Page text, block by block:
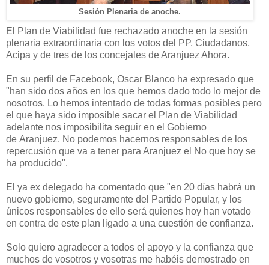
Sesión Plenaria de anoche.
El Plan de Viabilidad fue rechazado anoche en la sesión
plenaria extraordinaria con los votos del PP, Ciudadanos,
Acipa y de tres de los concejales de Aranjuez Ahora.
En su perfil de Facebook, Oscar Blanco ha expresado que
"han sido dos años en los que hemos dado todo lo mejor de
nosotros. Lo hemos intentado de todas formas posibles pero
el que haya sido imposible sacar el Plan de Viabilidad
adelante nos imposibilita seguir en el Gobierno
de Aranjuez. No podemos hacernos responsables de los
repercusión que va a tener para Aranjuez el No que hoy se
ha producido".
El ya ex delegado ha comentado que "en 20 días habrá un
nuevo gobierno, seguramente del Partido Popular, y los
únicos responsables de ello será quienes hoy han votado
en contra de este plan ligado a una cuestión de confianza.
Solo quiero agradecer a todos el apoyo y la confianza que
muchos de vosotros y vosotras me habéis demostrado en